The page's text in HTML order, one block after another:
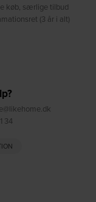
køb, særlige tilbud
(3 år i alt)
34